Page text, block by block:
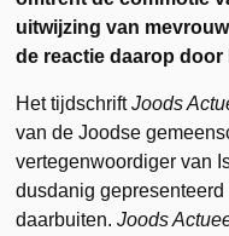
uitwijzing van
de reactie daarop door
Het tijdschriftJoods
van de Joodse
vertegenwoordiger van
dusdanig
daarbuiten.Joods